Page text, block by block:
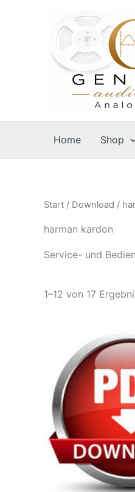
Home Shop
Start / Download /
harman kardon
Service- und
1–12 von 17